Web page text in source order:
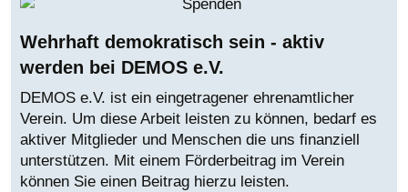
Wehrhaft demokratisch sein - aktiv
werden bei DEMOS e.V.
DEMOS e.V. ist ein eingetragener ehrenamtlicher
Verein. Um diese Arbeit leisten zu können, bedarf es
aktiver Mitglieder und Menschen die uns finanziell
unterstützen. Mit einem Förderbeitrag im Verein
können Sie einen Beitrag hierzu leisten.